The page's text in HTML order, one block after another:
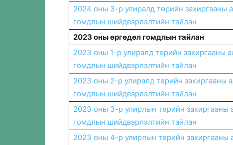
2024 оны 3-р улиралд төрийн захиргааны
гомдлын шийдвэрлэлтийн тайлан
2023 оны өргөдөл гомдлын тайлан
2023 оны 1-р улиралд төрийн захиргааны
гомдлын шийдвэрлэлтийн тайлан
2023 оны 2-р улиралд төрийн захиргааны
гомдлын шийдвэрлэлтийн тайлан
2023 оны 3-р улирлын төрийн захиргааны
гомдлын шийдвэрлэлтийн тайлан
2023 оны 4-р улирлын төрийн захиргааны